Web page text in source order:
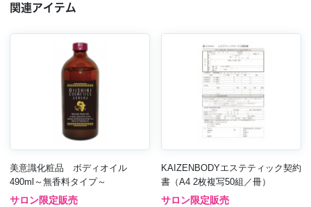
関連アイテム
美意識化粧品 ボディオイル
490ml～無香料タイプ～
サロン限定販売
KAIZENBODYエステティック契約
書（A4 2枚複写50組／冊）
サロン限定販売